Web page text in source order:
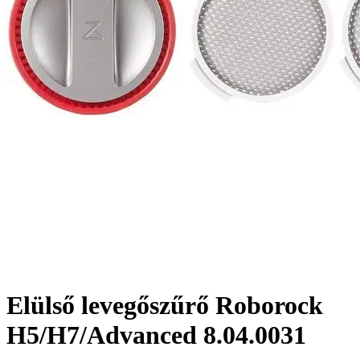
Elülső levegőszűrő Roborock
H5/H7/Advanced 8.04.0031